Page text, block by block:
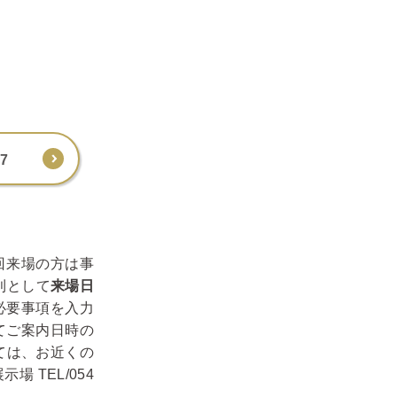
来場の方は事
として来場日
要事項を入力
ご案内日時の
は、お近くの
示場 TEL/054